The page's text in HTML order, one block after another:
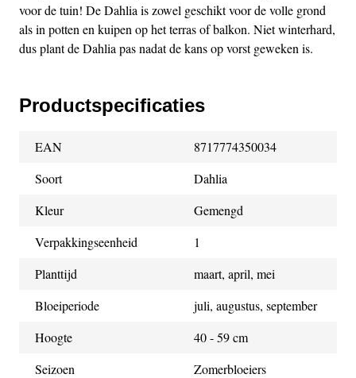
voor de tuin! De Dahlia is zowel geschikt voor de volle grond
als in potten en kuipen op het terras of balkon. Niet winterhard,
dus plant de Dahlia pas nadat de kans op vorst geweken is.
Productspecificaties
EAN
8717774350034
Soort
Dahlia
Kleur
Gemengd
Verpakkingseenheid
1
Planttijd
maart, april, mei
Bloeiperiode
juli, augustus, september
Hoogte
40 - 59 cm
Seizoen
Zomerbloeiers